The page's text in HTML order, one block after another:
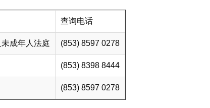
查询电话
成年人法庭 (853) 8597 0278
(853) 8398 8444
(853) 8597 0278